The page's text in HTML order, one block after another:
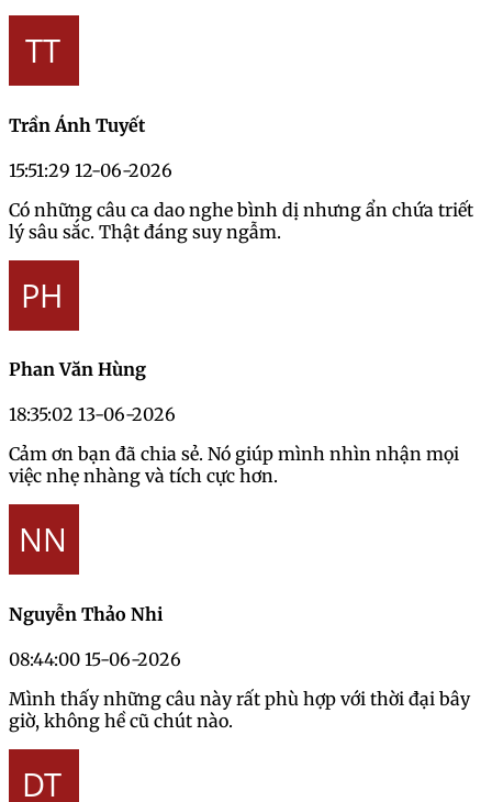
Trần Ánh Tuyết
15:51:29 12-06-2026
Có những câu ca dao nghe bình dị nhưng ẩn chứa triết
lý sâu sắc. Thật đáng suy ngẫm.
Phan Văn Hùng
18:35:02 13-06-2026
Cảm ơn bạn đã chia sẻ. Nó giúp mình nhìn nhận mọi
việc nhẹ nhàng và tích cực hơn.
Nguyễn Thảo Nhi
08:44:00 15-06-2026
Mình thấy những câu này rất phù hợp với thời đại bây
giờ, không hề cũ chút nào.